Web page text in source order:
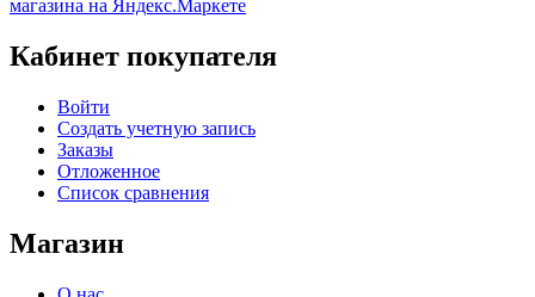
Кабинет покупателя
Войти
Создать учетную запись
Заказы
Отложенное
Список сравнения
Магазин